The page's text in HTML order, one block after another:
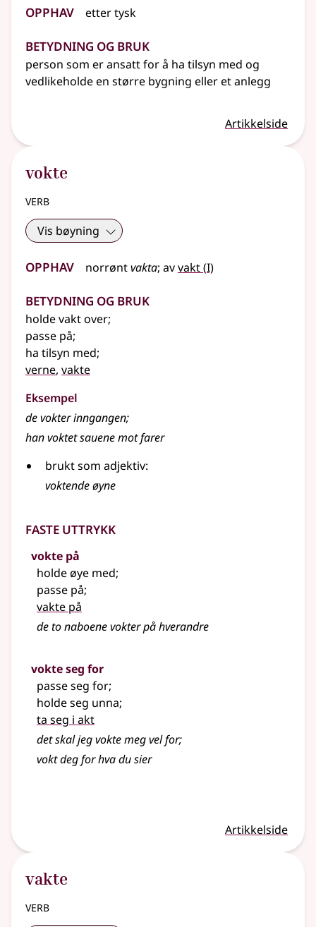
Opphav ettertysk
Betydning og bruk
person som er ansatt for å ha tilsyn med og
vedlikeholde en større bygning elleret anlegg
Artikkelside
vokte
verb
Vis bøyning
Opphav norrøntvakta; avvakt(1
I)
Betydning og bruk
holde vakt over;
passe på;
ha tilsyn med;
verne, vakte
Eksempel
devokterinngangen;
hanvoktetsauene mot farer
brukt som adjektiv:
voktende øyne
Faste uttrykk
vokte på
holde øye med;
passe på;
vakte på
de to naboene vokter på hverandre
vokte seg for
passe seg for;
holde seg unna;
ta seg i akt
det skal jeg vokte meg vel for;
vokt deg for hva du sier
Artikkelside
vakte
verb